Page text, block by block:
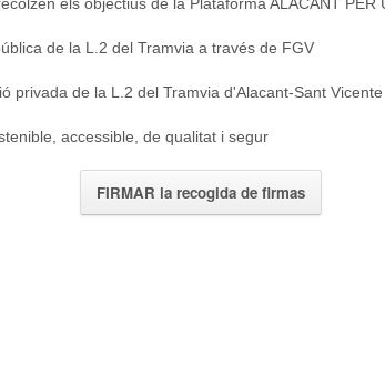
de la L.2 del Tramvia a través de FGV
privada de la L.2 del Tramvia d'Alacant-Sant Vicente
accessible, de qualitat i segur
FIRMAR la recogida de firmas